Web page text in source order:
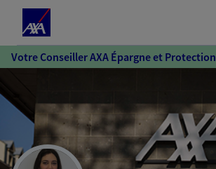
Accéder
au
Accéder
au
pied
de
Votre Conseiller AXA Épargne et Protection